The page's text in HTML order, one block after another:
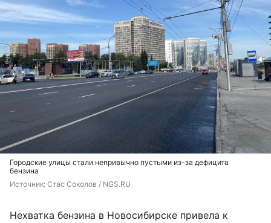
Городские улицы стали непривычно пустыми из-за дефицита
бензина
Источник: Стас Соколов / NGS.RU
Нехватка бензина в Новосибирске привела к